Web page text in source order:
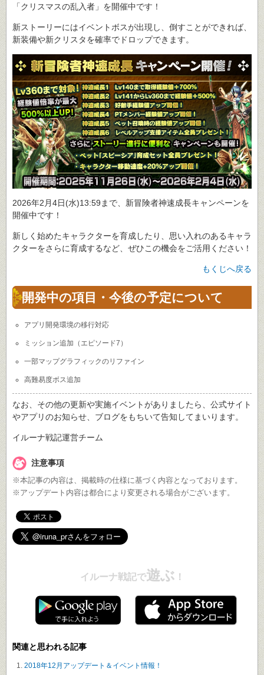
「クリスマスの乱入者」を開催中です！
新ストーリーにはイベントボスが出現し、倒すことができれば、
新装備や新クリスタを確率でドロップできます。
2026年2月4日(水)13:59まで、新冒険者神速成長キャンペーンを
開催中です！
新しく始めたキャラクターを育成したり、思い入れのあるキャラ
クターをさらに育成するなど、ぜひこの機会をご活用ください！
もくじへ戻る
開発中の項目・今後の予定について
アプリ開発環境の移行対応
ミッション追加（エピソード7）
一部マップグラフィックのリファイン
高難易度ボス追加
なお、その他の更新や実施イベントがありましたら、公式サイト
やアプリのお知らせ、ブログをもちいて告知してまいります。
イルーナ戦記運営チーム
注意事項
※本記事の内容は、掲載時の仕様に基づく内容となっております。
※アップデート内容は都合により変更される場合がございます。
イルーナ戦記で遊ぶ ！
関連と思われる記事
2018年12月アップデート＆イベント情報！